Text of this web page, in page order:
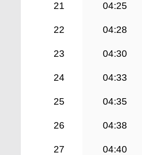
21 04:25
22 04:28
23 04:30
24 04:33
25 04:35
26 04:38
27 04:40